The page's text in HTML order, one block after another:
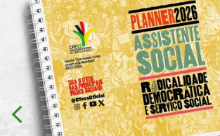
chevron_left